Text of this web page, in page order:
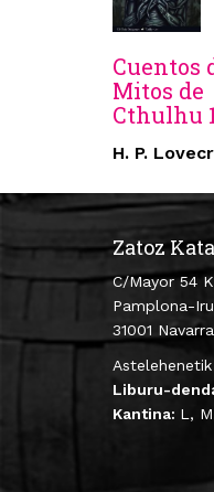
Cuentos
Mitos de
Cthulhu
H. P.
Zatoz
C/Mayor 54
Pamplona-
31001
Liburu-
Kantina: L,